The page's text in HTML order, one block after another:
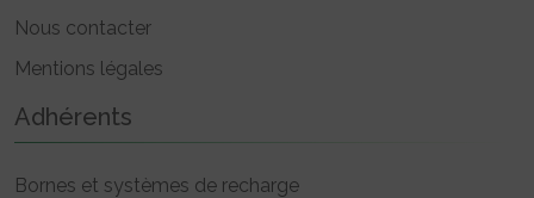
Nous contacter
Mentions légales
Adhérents
Bornes et systèmes de recharge